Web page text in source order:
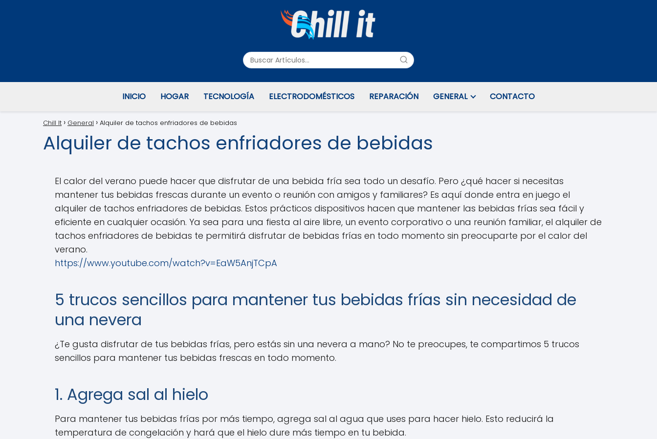
INICIO HOGAR TECNOLOGÍA ELECTRODOMÉSTICOS REPARACIÓN GENERAL CONTACTO
Chill It General Alquiler de tachos enfriadores de bebidas
Alquiler de tachos enfriadores de bebidas
El calor del verano puede hacer que disfrutar de una bebida fría sea todo un desafío. Pero ¿qué hacer si necesitas
mantener tus bebidas frescas durante un evento o reunión con amigos y familiares? Es aquí donde entra en juego el
alquiler de tachos enfriadores de bebidas. Estos prácticos dispositivos hacen que mantener las bebidas frías sea fácil y
eficiente en cualquier ocasión. Ya sea para una fiesta al aire libre, un evento corporativo o una reunión familiar, el alquiler de
tachos enfriadores de bebidas te permitirá disfrutar de bebidas frías en todo momento sin preocuparte por el calor del
verano.
https://www.youtube.com/watch?v=EaW5AnjTCpA
5 trucos sencillos para mantener tus bebidas frías sin necesidad de
una nevera
¿Te gusta disfrutar de tus bebidas frías, pero estás sin una nevera a mano? No te preocupes, te compartimos 5 trucos
sencillos para mantener tus bebidas frescas en todo momento.
1. Agrega sal al hielo
Para mantener tus bebidas frías por más tiempo, agrega sal al agua que uses para hacer hielo. Esto reducirá la
temperatura de congelación y hará que el hielo dure más tiempo en tu bebida.